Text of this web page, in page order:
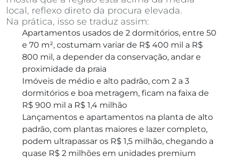
local, reflexo direto da procura elevada.
Na prática, isso se traduz assim:
Apartamentos usados de 2 dormitórios, entre 50
e 70 m², costumam variar de R$ 400 mil a R$
800 mil, a depender da conservação, andar e
proximidade da praia
Imóveis de médio e alto padrão, com 2 a 3
dormitórios e boa metragem, ficam na faixa de
R$ 900 mil a R$ 1,4 milhão
Lançamentos e apartamentos na planta de alto
padrão, com plantas maiores e lazer completo,
podem ultrapassar os R$ 1,5 milhão, chegando a
quase R$ 2 milhões em unidades premium